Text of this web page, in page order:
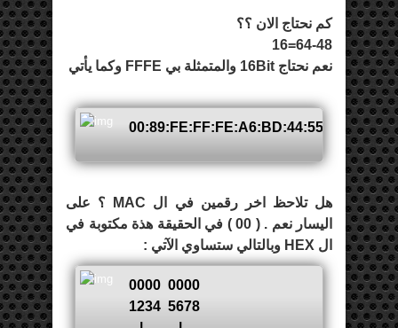
كم نحتاج الان ؟؟
64-48=16
نعم نحتاج 16Bit والمتمثلة بي FFFE وكما يأتي
00:89:FE:FF:FE:A6:BD:44:55
هل تلاحظ اخر رقمين في ال MAC ؟ على
اليسار نعم . ( 00 ) في الحقيقة هذة مكتوبة في
ال HEX وبالتالي ستساوي الآتي :
0000 0000
1234 5678